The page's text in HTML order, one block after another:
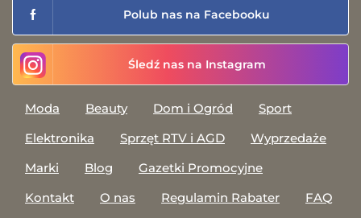
Polub nas na Facebooku
Śledź nas na Instagram
Moda Beauty Dom i Ogród
Sport
Elektronika
Sprzęt RTV i AGD
Wyprzedaże
Marki
Blog
Gazetki Promocyjne
Kontakt
O nas Regulamin Rabater
FAQ